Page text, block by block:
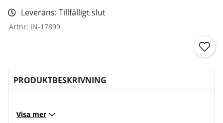
Leverans: Tillfälligt slut
Artnr: IN-17899
PRODUKTBESKRIVNING
Visa mer